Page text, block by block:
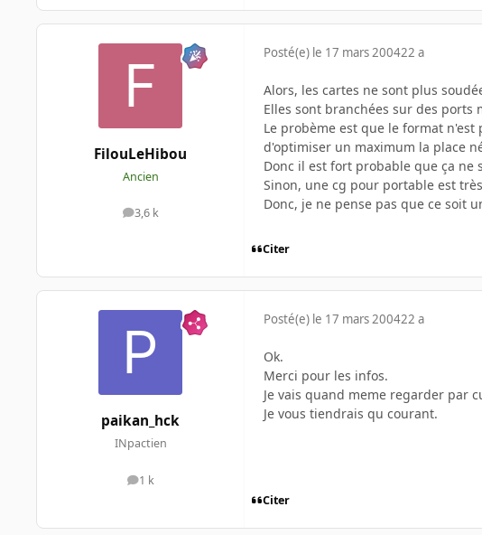
FilouLeHibou
Ancien
3,6 k
messages
Posté(e) le 17 mars 200422 a
Alors, les cartes ne sont plus
Elles sont branchées sur des ports
Le probème est que le format
d'optimiser un maximum la place
Donc il est fort probable que ça ne
Sinon, une cg pour portable est
Donc, je ne pense pas que ce soit
Citer
paikan_hck
INpactien
1 k
messages
Posté(e) le 17 mars 200422 a
Ok.
Merci pour les infos.
Je vais quand meme regarder par
Je vous tiendrais qu courant.
Citer